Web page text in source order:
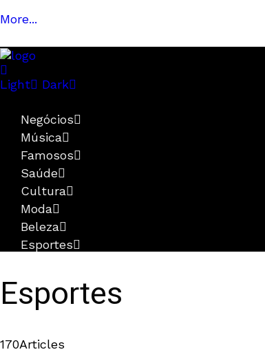
More...
Light Dark
Negócios
Música
Famosos
Saúde
Cultura
Moda
Beleza
Esportes
Esportes
170Articles